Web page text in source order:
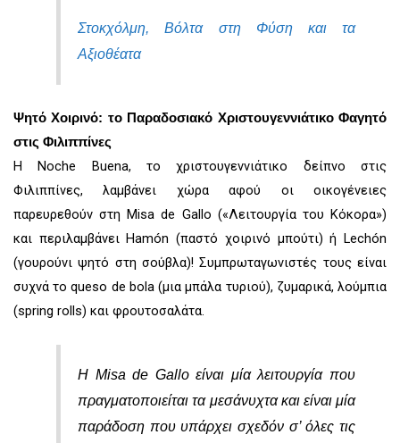
Στοκχόλμη, Βόλτα στη Φύση και τα
Αξιοθέατα
Ψητό Χοιρινό: το Παραδοσιακό Χριστουγεννιάτικο Φαγητό
στις Φιλιππίνες
Η Noche Buena, το χριστουγεννιάτικο δείπνο στις
Φιλιππίνες, λαμβάνει χώρα αφού οι οικογένειες
παρευρεθούν στη Misa de Gallo («Λειτουργία του Κόκορα»)
και περιλαμβάνει Hamón (παστό χοιρινό μπούτι) ή Lechón
(γουρούνι ψητό στη σούβλα)! Συμπρωταγωνιστές τους είναι
συχνά το queso de bola (μια μπάλα τυριού), ζυμαρικά, λούμπια
(spring rolls) και φρουτοσαλάτα.
Η Misa de Gallo είναι μία λειτουργία που
πραγματοποιείται τα μεσάνυχτα και είναι μία
παράδοση που υπάρχει σχεδόν σ’ όλες τις